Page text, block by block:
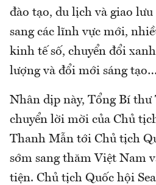
đào tạo, du lịch và giao
sang các lĩnh vực mới,
kinh tế số, chuyển đổi
lượng và đổi mới sáng tạo…
Nhân dịp này, Tổng Bí thư
chuyển lời mời của Chủ
Thanh Mẫn tới Chủ tịch
sớm sang thăm Việt Nam
tiện. Chủ tịch Quốc hội